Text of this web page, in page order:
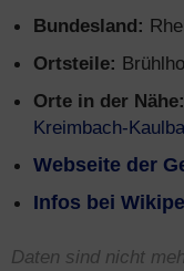
Bundesland:
Ortsteile:
Orte in der Nähe:
Kreimbach-
Webseite der
Infos bei
Daten sind nicht